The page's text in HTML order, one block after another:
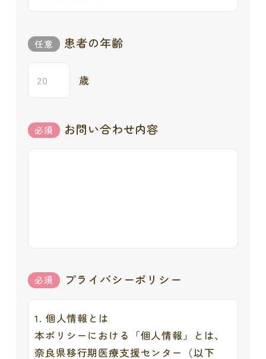
患者の年齢
歳
お問い合わせ内容
プライバシーポリシー
1. 個人情報とは
本ポリシーにおける「個人情報」とは、
奈良県移行期医療支援センター（以下